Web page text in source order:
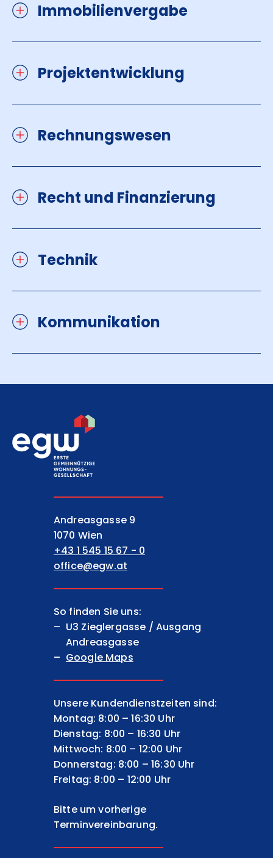
Immobilienvergabe
Projektentwicklung
Rechnungswesen
Recht und Finanzierung
Technik
Kommunikation
EGW Erste gemeinnützige
Andreasgasse 9
1070 Wien
+43 1 545 15 67 - 0
office@egw.at
So finden Sie uns:
U3 Zieglergasse / Ausgang
Andreasgasse
Google Maps
Unsere Kundendienstzeiten sind:
Montag: 8:00 – 16:30 Uhr
Dienstag: 8:00 – 16:30 Uhr
Mittwoch: 8:00 – 12:00 Uhr
Donnerstag: 8:00 – 16:30 Uhr
Freitag: 8:00 – 12:00 Uhr
Bitte um vorherige
Terminvereinbarung.